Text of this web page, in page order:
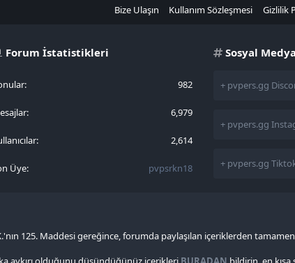
Bize Ulaşın Kullanım Sözleşmesi Gizlilik
Forum İstatistikleri
982
6,979
2,614
Üye pvpsrkn18
Sosyal
+ pvpers.gg
+ pvpers.gg
+ pvpers.gg
125. Maddesi gereğince, forumda paylaşılan içeriklerden